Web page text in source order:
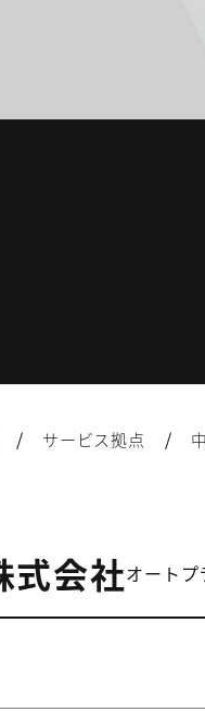
/ サービス拠点 /
式会社オート